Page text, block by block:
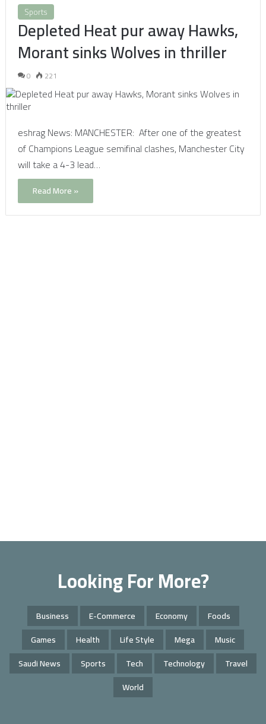
Sports
Depleted Heat pur away Hawks,
Morant sinks Wolves in thriller
0 221
eshrag News: MANCHESTER: After one of the greatest
of Champions League semifinal clashes, Manchester City
will take a 4-3 lead…
Read More »
Looking For More?
Business E-Commerce Economy
Foods
Games
Health Life Style Mega
Music
Saudi News
Sports Tech Technology
Travel
World